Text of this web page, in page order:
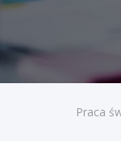
Praca